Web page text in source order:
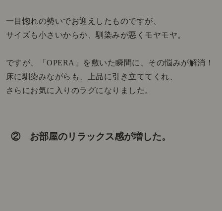
一目惚れの勢いでお迎えしたものですが、
サイズも小さいからか、馴染みが悪くモヤモヤ。
ですが、「OPERA」を敷いた瞬間に、その悩みが解消！
床に馴染みながらも、上品に引き立ててくれ、
さらにお気に入りのラグになりました。
② お部屋のリラックス感が増した。